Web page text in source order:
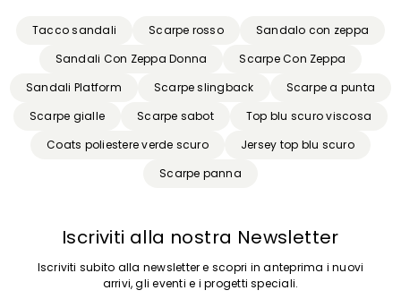
Tacco sandali Scarpe rosso
Sandalo con zeppa
Sandali Con Zeppa Donna
Scarpe Con Zeppa
Sandali Platform
Scarpe slingback
Scarpe a punta
Scarpe gialle
Scarpe sabot
Top blu scuro viscosa
Coats poliestere verde scuro
Jersey top blu scuro
Scarpe panna
Iscriviti alla nostra Newsletter
Iscriviti subito alla newsletter e scopri in anteprima i nuovi
arrivi, gli eventi e i progetti speciali.